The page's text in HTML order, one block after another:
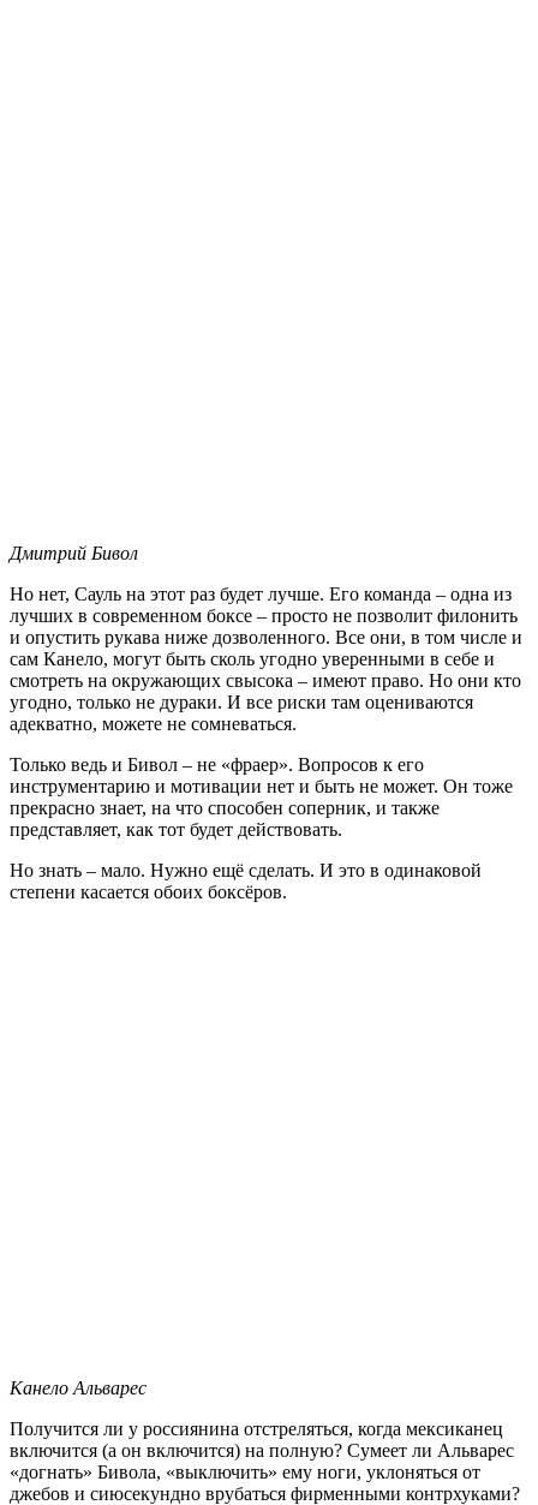
Дмитрий Бивол
Но нет, Сауль на этот раз будет лучше. Его команда – одна из
лучших в современном боксе – просто не позволит филонить
и опустить рукава ниже дозволенного. Все они, в том числе и
сам Канело, могут быть сколь угодно уверенными в себе и
смотреть на окружающих свысока – имеют право. Но они кто
угодно, только не дураки. И все риски там оцениваются
адекватно, можете не сомневаться.
Только ведь и Бивол – не «фраер». Вопросов к его
инструментарию и мотивации нет и быть не может. Он тоже
прекрасно знает, на что способен соперник, и также
представляет, как тот будет действовать.
Но знать – мало. Нужно ещё сделать. И это в одинаковой
степени касается обоих боксёров.
Канело Альварес
Получится ли у россиянина отстреляться, когда мексиканец
включится (а он включится) на полную? Сумеет ли Альварес
«догнать» Бивола, «выключить» ему ноги, уклоняться от
джебов и сиюсекундно врубаться фирменными контрхуками?